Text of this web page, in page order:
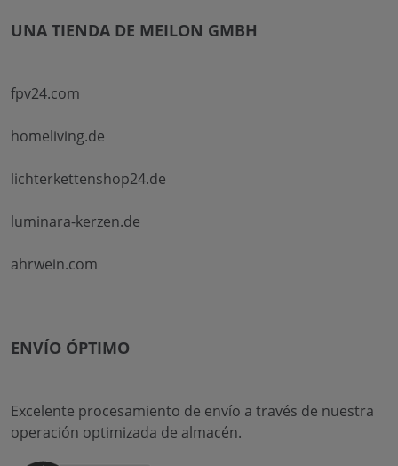
UNA TIENDA DE MEILON GMBH
fpv24.com
homeliving.de
lichterkettenshop24.de
luminara-kerzen.de
ahrwein.com
ENVÍO ÓPTIMO
Excelente procesamiento de envío a través de nuestra
operación optimizada de almacén.